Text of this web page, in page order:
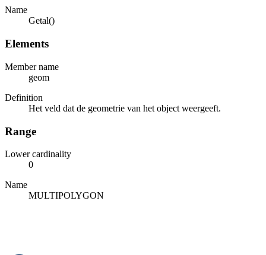
Name
Getal()
Elements
Member name
geom
Definition
Het veld dat de geometrie van het object weergeeft.
Range
Lower cardinality
0
Name
MULTIPOLYGON